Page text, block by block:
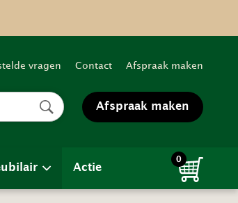
Actie
vragen Contact Afspraak maken
Afspraak maken
0